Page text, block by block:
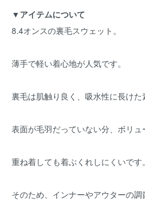
▼アイテムについて
8.4オンスの裏毛スウェット。
薄手で軽い着心地が人気です。
裏毛は肌触り良く、吸水性に長けた
表面が毛羽だっていない分、ボリュ
重ね着しても着ぶくれしにくいです。
そのため、インナーやアウターの